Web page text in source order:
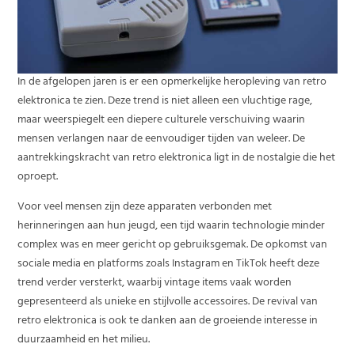
In de afgelopen jaren is er een opmerkelijke heropleving van retro
elektronica te zien. Deze trend is niet alleen een vluchtige rage,
maar weerspiegelt een diepere culturele verschuiving waarin
mensen verlangen naar de eenvoudiger tijden van weleer. De
aantrekkingskracht van retro elektronica ligt in de nostalgie die het
oproept.
Voor veel mensen zijn deze apparaten verbonden met
herinneringen aan hun jeugd, een tijd waarin technologie minder
complex was en meer gericht op gebruiksgemak. De opkomst van
sociale media en platforms zoals Instagram en TikTok heeft deze
trend verder versterkt, waarbij vintage items vaak worden
gepresenteerd als unieke en stijlvolle accessoires. De revival van
retro elektronica is ook te danken aan de groeiende interesse in
duurzaamheid en het milieu.